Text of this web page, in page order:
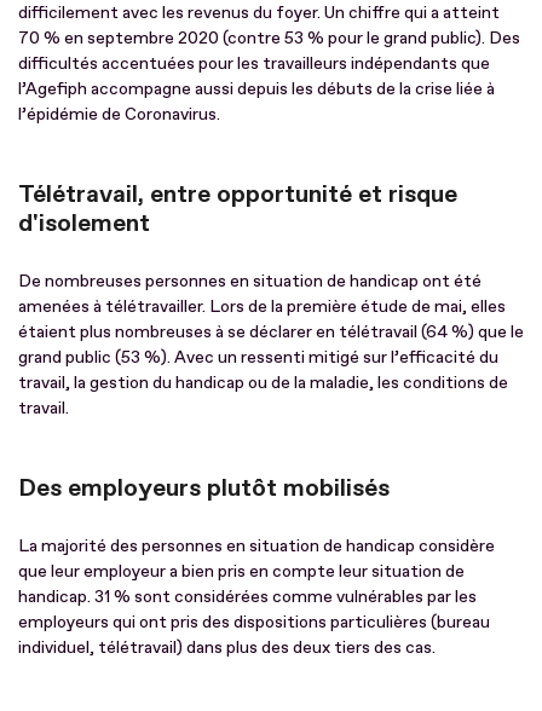
difficilement avec les revenus du foyer. Un chiffre qui a atteint
70 % en septembre 2020 (contre 53 % pour le grand public). Des
difficultés accentuées pour les travailleurs indépendants que
l’Agefiph accompagne aussi depuis les débuts de la crise liée à
l’épidémie de Coronavirus.
Télétravail, entre opportunité et risque
d'isolement
De nombreuses personnes en situation de handicap ont été
amenées à télétravailler. Lors de la première étude de mai, elles
étaient plus nombreuses à se déclarer en télétravail (64 %) que le
grand public (53 %). Avec un ressenti mitigé sur l’efficacité du
travail, la gestion du handicap ou de la maladie, les conditions de
travail.
Des employeurs plutôt mobilisés
La majorité des personnes en situation de handicap considère
que leur employeur a bien pris en compte leur situation de
handicap. 31 % sont considérées comme vulnérables par les
employeurs qui ont pris des dispositions particulières (bureau
individuel, télétravail) dans plus des deux tiers des cas.